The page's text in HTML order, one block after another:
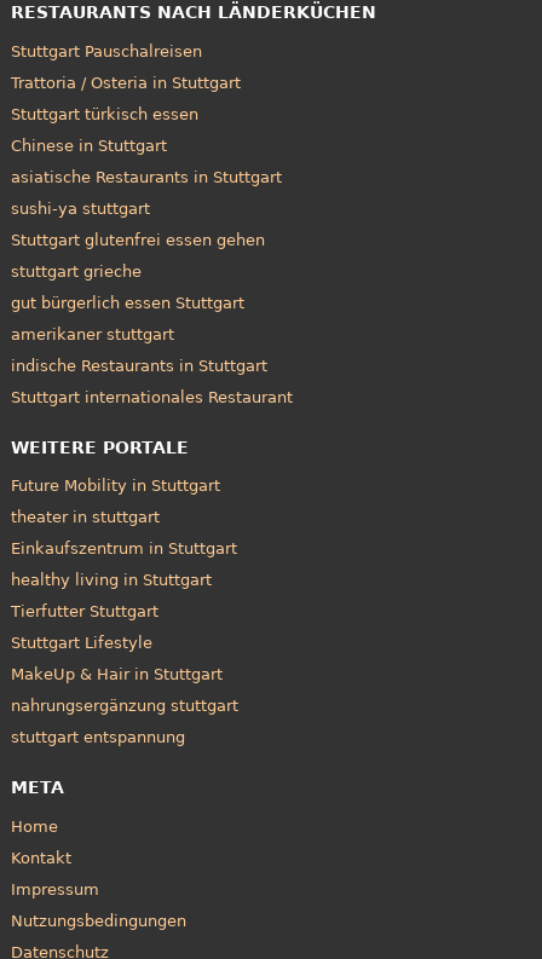
RESTAURANTS NACH LÄNDERKÜCHEN
Stuttgart Pauschalreisen
Trattoria / Osteria in Stuttgart
Stuttgart türkisch essen
Chinese in Stuttgart
asiatische Restaurants in Stuttgart
sushi-ya stuttgart
Stuttgart glutenfrei essen gehen
stuttgart grieche
gut bürgerlich essen Stuttgart
amerikaner stuttgart
indische Restaurants in Stuttgart
Stuttgart internationales Restaurant
WEITERE PORTALE
Future Mobility in Stuttgart
theater in stuttgart
Einkaufszentrum in Stuttgart
healthy living in Stuttgart
Tierfutter Stuttgart
Stuttgart Lifestyle
MakeUp & Hair in Stuttgart
nahrungsergänzung stuttgart
stuttgart entspannung
META
Home
Kontakt
Impressum
Nutzungsbedingungen
Datenschutz